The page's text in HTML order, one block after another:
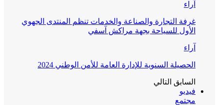
آراء
غرفة التجارة والصناعة والخدمات تنظم المنتدى الجهوي
الأول للسياحة بجهة مراكش آسفي
آراء
الحصيلة السنوية للإدارة العامة للأمن الوطني 2024
السابق التالي
فيديو
مجتمع